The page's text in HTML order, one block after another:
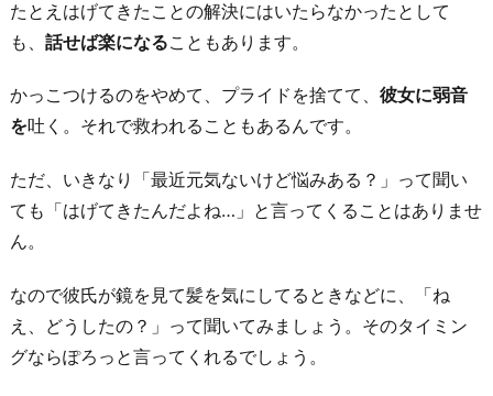
たとえはげてきたことの解決にはいたらなかったとして
も、 話せば楽になることもあります。
かっこつけるのをやめて、プライドを捨てて、 彼女に弱音
を吐く。それで救われることもあるんです。
ただ、いきなり「最近元気ないけど悩みある？」って聞い
ても「はげてきたんだよね…」と言ってくることはありませ
ん。
なので彼氏が鏡を見て髪を気にしてるときなどに、「ね
え、どうしたの？」って聞いてみましょう。そのタイミン
グならぽろっと言ってくれるでしょう。